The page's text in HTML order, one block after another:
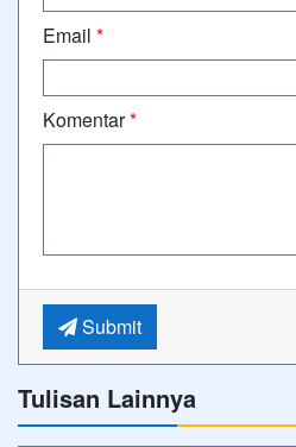
Email *
Komentar*
Submit
Tulisan Lainnya